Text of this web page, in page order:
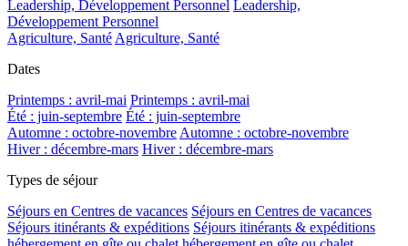
Leadership, Développement Personnel Leadership,
Développement Personnel
Agriculture, SantéAgriculture, Santé
Dates
Printemps : avril-mai Printemps : avril-mai
Été : juin-septembre Été : juin-septembre
Automne : octobre-novembreAutomne : octobre-novembre
Hiver : décembre-mars Hiver : décembre-mars
Types de séjour
Séjours en Centres de vacances Séjours en Centres de vacances
Séjours itinérants & expéditions Séjours itinérants & expéditions